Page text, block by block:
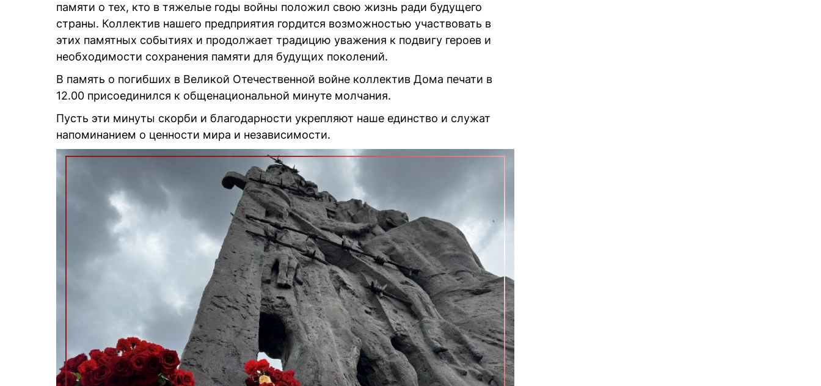
памяти о тех, кто в тяжелые годы войны положил свою жизнь ради будущего
страны. Коллектив нашего предприятия гордится возможностью участвовать в
этих памятных событиях и продолжает традицию уважения к подвигу героев и
необходимости сохранения памяти для будущих поколений.
В память о погибших в Великой Отечественной войне коллектив Дома печати в
12.00 присоединился к общенациональной минуте молчания.
Пусть эти минуты скорби и благодарности укрепляют наше единство и служат
напоминанием о ценности мира и независимости.